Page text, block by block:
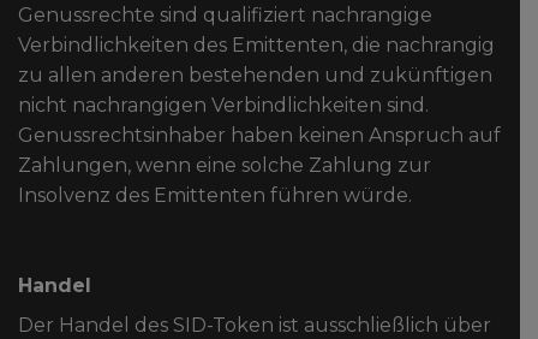
Genussrechte sind qualifiziert nachrangige
Verbindlichkeiten des Emittenten, die nachrangig
zu allen anderen bestehenden und zukünftigen
nicht nachrangigen Verbindlichkeiten sind.
Genussrechtsinhaber haben keinen Anspruch auf
Zahlungen, wenn eine solche Zahlung zur
Insolvenz des Emittenten führen würde.
Handel
Der Handel des SID-Token ist ausschließlich über